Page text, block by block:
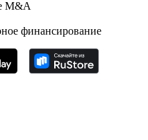
рынку для
M&A